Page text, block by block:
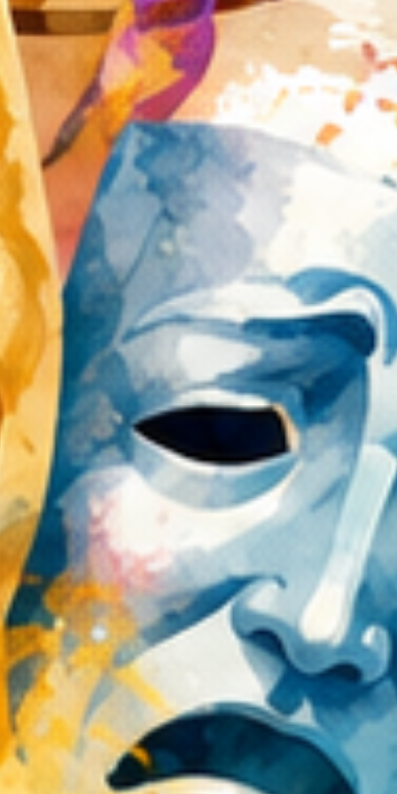
ze strony naszych wspaniałych
gości. Ciekawą propozycją była
także możliwość zwiedzania
synagogi i ohelu, po których
oprowadzała Karolina
Koprowska, asystentka w
Instytucie Judaistyki Uniwersytetu
Jagiellońskiego.
W czasie trwania imprezy
Pani Ewa Molenda skierowała
serdeczne podziękowania do
partnerów oraz patronów
honorowych festiwalu. Wyrazy
podziękowań skierowane zostały
także do wszystkich darczyńców
oraz sponsorów tegorocznej
edycji Festiwalu.
Gminny Ośrodek Kultury
w Lelowie otrzymał
dofinansowanie ze środków
Ministra Kultury i Dziedzictwa
Narodowego w ramach programu
Narodowego Centrum Kultury:
EtnoPolska. Edycja 2022 na
realizację projektu edukacyjnego
"Lelów miejsce spotkania kultur".
Projekt miał na celu przybliżenie
historii oraz zwyczajów kultury
polskiej i żydowskiej, a także
ukazania tego jak, w przeszłości, w
Lelowie przenikały się obie
kultury. Do istotnych założeń
projektu należało również
propagowanie idei dialogu
międzykulturowego, tolerancji i
otwartości. W ramach projektu
zrealizowane zostały liczne
działania edukacyjne, w tym
przede wszystkim: wykłady,
dyskusje, spotkania, pokazy
filmowe, cykle warsztatów
edukacyjnych, konkursy, wystawy i
koncerty. Efektem końcowym
projektu "Lelów miejsce spotkania
kultur" było zorganizowanie
Festiwalu Kultury Polskiej i
Żydowskiej „XIX Święto Ciulimu–
Czulentu”.
Fotorelacja "Święto